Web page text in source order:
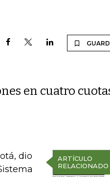
en cuatro
ARTÍCULO
RELACIONADO
dio